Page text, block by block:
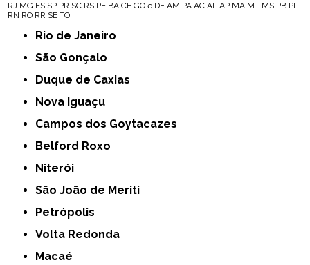
RJ MG ES SP PR SC RS PE BA CE GO e DF AM PA AC AL AP MA MT MS PB PI
RN RO RR SE TO
Rio de Janeiro
São Gonçalo
Duque de Caxias
Nova Iguaçu
Campos dos Goytacazes
Belford Roxo
Niterói
São João de Meriti
Petrópolis
Volta Redonda
Macaé